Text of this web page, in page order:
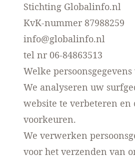
Stichting Globalinfo.nl
KvK-nummer 87988259
info@globalinfo.nl
tel nr 06-84863513
Welke
We analyseren uw
website te verbeteren en
voorkeuren.
We verwerken
voor het verzenden van